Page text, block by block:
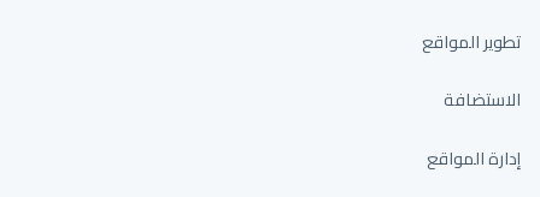
تطوير المواقع
الاستضافة
إدارة المواقع